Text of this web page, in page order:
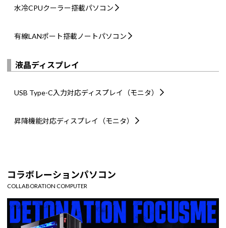
水冷CPUクーラー搭載パソコン
有線LANポート搭載ノートパソコン
液晶ディスプレイ
USB Type-C入力対応ディスプレイ（モニタ）
昇降機能対応ディスプレイ（モニタ）
コラボレーションパソコン
COLLABORATION COMPUTER